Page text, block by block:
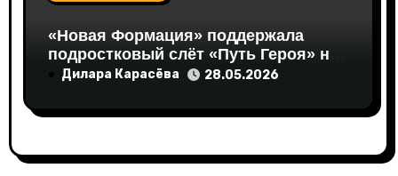
«Новая Формация» поддержала
подростковый слёт «Путь Героя» на
Валдае
Дилара Карасёва 28.05.2026